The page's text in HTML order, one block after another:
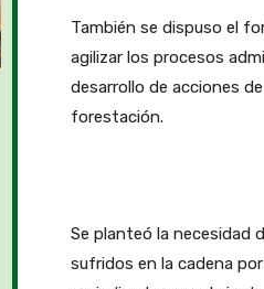
También se dispuso el
agilizar los procesos
desarrollo de acciones
forestación.
Se planteó la necesidad
sufridos en la cadena